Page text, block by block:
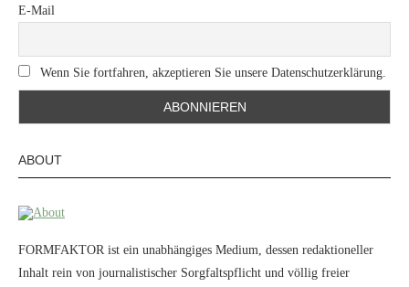
E-Mail
Wenn Sie fortfahren, akzeptieren Sie unsere Datenschutzerklärung.
ABOUT
FORMFAKTOR ist ein unabhängiges Medium, dessen redaktioneller
Inhalt rein von journalistischer Sorgfaltspflicht und völlig freier